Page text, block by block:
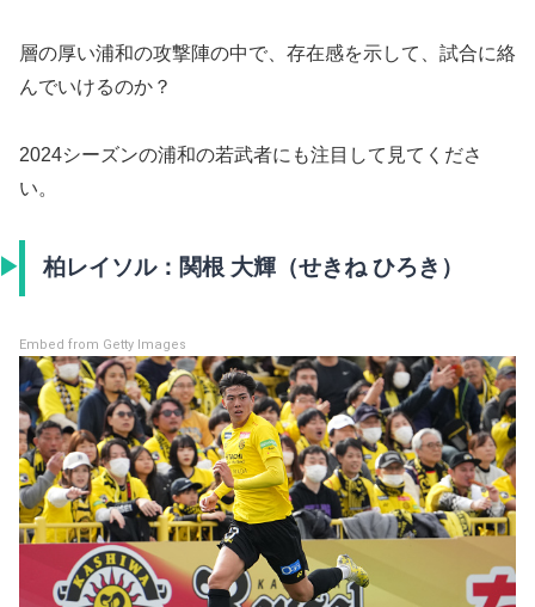
層の厚い浦和の攻撃陣の中で、存在感を示して、試合に絡
んでいけるのか？
2024シーズンの浦和の若武者にも注目して見てくださ
い。
柏レイソル：関根 大輝（せきね ひろき）
Embed from Getty Images